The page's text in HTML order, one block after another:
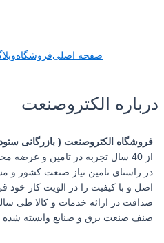
صفحه اصلیفروشگاهوبلاگتماس
الکتروصنعت
الکتروصنعت ( بازرگانی ستوده) با
از 40 سال تجربه در تامین و عرضه
تامین نیاز صنعت کشور و مشتریان
با کیفیت را در الویت کار خود قرار
در ارائه خدمات و کالا طی سالیان
برق و صنایع وابسته شده است .